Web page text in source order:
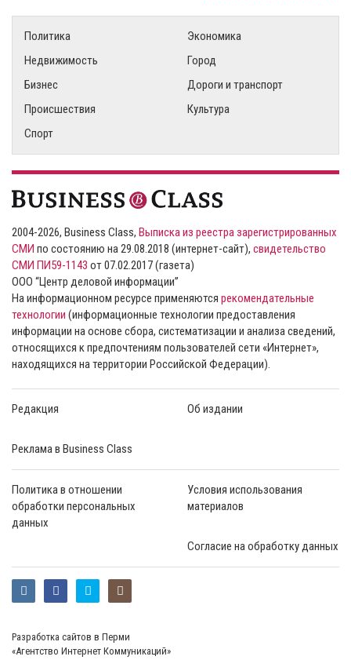
Политика
Экономика
Недвижимость
Город
Бизнес
Дороги и транспорт
Происшествия
Культура
Спорт
2004-2026, Business Class, Выписка из реестра зарегистрированных
СМИ по состоянию на 29.08.2018 (интернет-сайт), свидетельство
СМИ ПИ59-1143 от 07.02.2017 (газета)
ООО “Центр деловой информации”
На информационном ресурсе применяются рекомендательные
технологии (информационные технологии предоставления
информации на основе сбора, систематизации и анализа сведений,
относящихся к предпочтениям пользователей сети «Интернет»,
находящихся на территории Российской Федерации).
Редакция Об издании
Реклама в Business Class
Политика в отношении
обработки персональных
данных
Условия использования
материалов
Согласие на обработку данных
Разработка сайтов в Перми
«Агентство Интернет Коммуникаций»